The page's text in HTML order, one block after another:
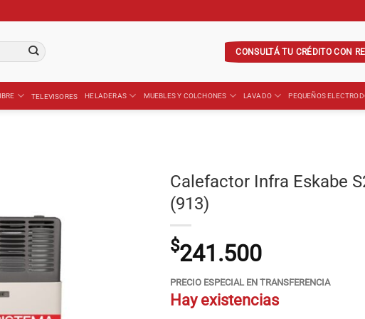
CONSULTÁ TU CRÉDITO CON
TELEVISORES HELADERAS MUEBLES Y COLCHONES LAVADO PEQUEÑOS
Calefactor Infra Eskabe
(913)
$241.500
PRECIO ESPECIAL EN TRANSFERENCIA
Hay existencias